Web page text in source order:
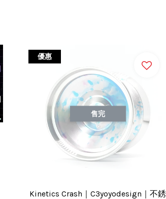
優惠
售完
Kinetics Crash｜C3yoyodesign｜不銹